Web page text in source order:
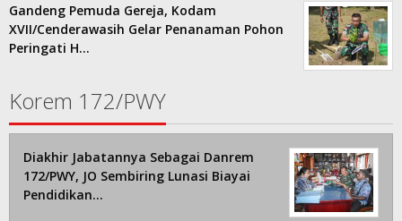
Gandeng Pemuda Gereja, Kodam
XVII/Cenderawasih Gelar Penanaman Pohon
Peringati H…
Korem 172/PWY
Diakhir Jabatannya Sebagai Danrem
172/PWY, JO Sembiring Lunasi Biayai
Pendidikan…